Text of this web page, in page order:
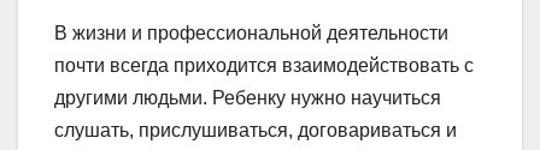
В жизни и профессиональной деятельности
почти всегда приходится взаимодействовать с
другими людьми. Ребенку нужно научиться
слушать, прислушиваться, договариваться и